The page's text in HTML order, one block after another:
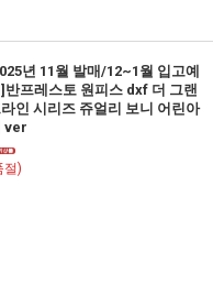
년 11월 발매/12~1월 입고예
반프레스토 원피스 dxf 더 그랜
인 시리즈 쥬얼리 보니 어린아
ver
절)